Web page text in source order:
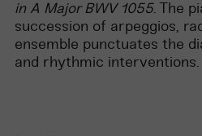
in A Major BWV 1055. The
succession of arpeggios,
ensemble punctuates the
and rhythmic interventions.